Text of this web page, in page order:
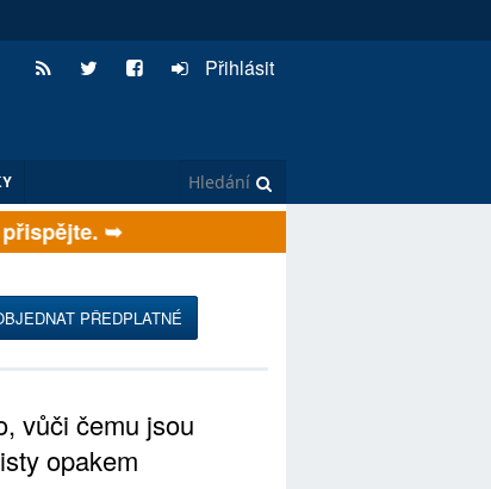
Přihlásit
➥
PŘEDPLATNÉ
vůči čemu jsou
opakem